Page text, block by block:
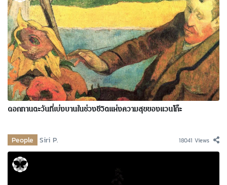
ดอกทานตะวันที่เบ่งบานในช่วงชีวิตแห่งความสุขของแวนโก๊ะ
People Siri P. 18041 Views